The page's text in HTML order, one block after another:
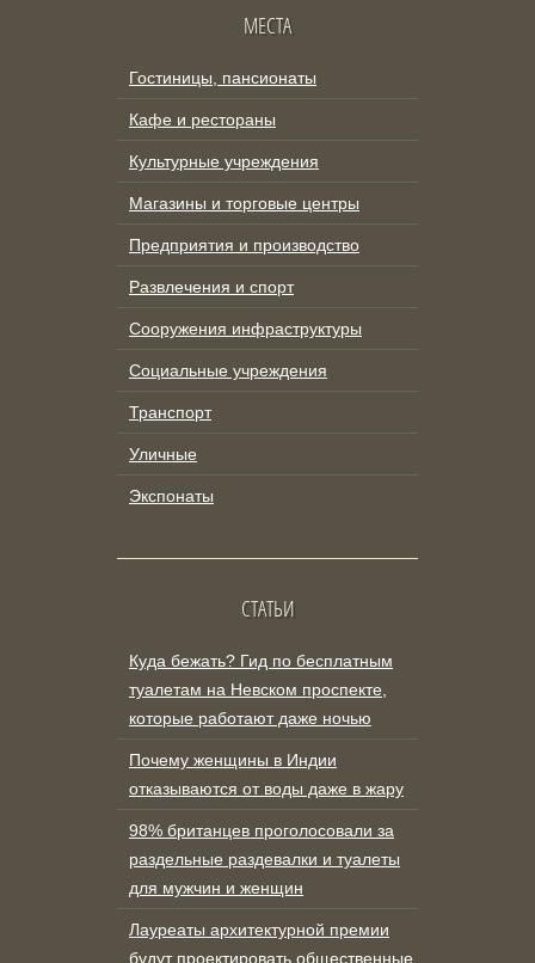
МЕСТА
Гостиницы, пансионаты
Кафе и рестораны
Культурные учреждения
Магазины и торговые центры
Предприятия и производство
Развлечения и спорт
Сооружения инфраструктуры
Социальные учреждения
Транспорт
Уличные
Экспонаты
СТАТЬИ
Куда бежать? Гид по бесплатным
туалетам на Невском проспекте,
которые работают даже ночью
Почему женщины в Индии
отказываются от воды даже в жару
98% британцев проголосовали за
раздельные раздевалки и туалеты
для мужчин и женщин
Лауреаты архитектурной премии
будут проектировать общественные